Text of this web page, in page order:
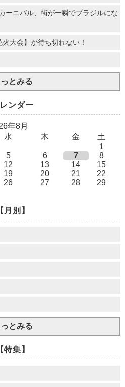
ーニバル、街が一瞬でブラジルにな
大会】が待ち切れない！
っとみる
ンダー
年8月
水 木 金
土
1
5 6 7
8
12 13 14
15
19 20 21
22
26 27 28
29
【月別】
っとみる
【特集】